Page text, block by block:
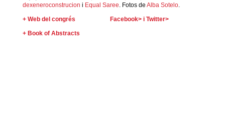
dexeneroconstrucion i Equal Saree . Fotos de Alba Sotelo.
+ Web del congrés Facebook> i Twitter>
+ Book of Abstracts